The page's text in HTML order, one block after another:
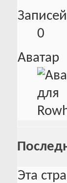
0
Аватар
Эта